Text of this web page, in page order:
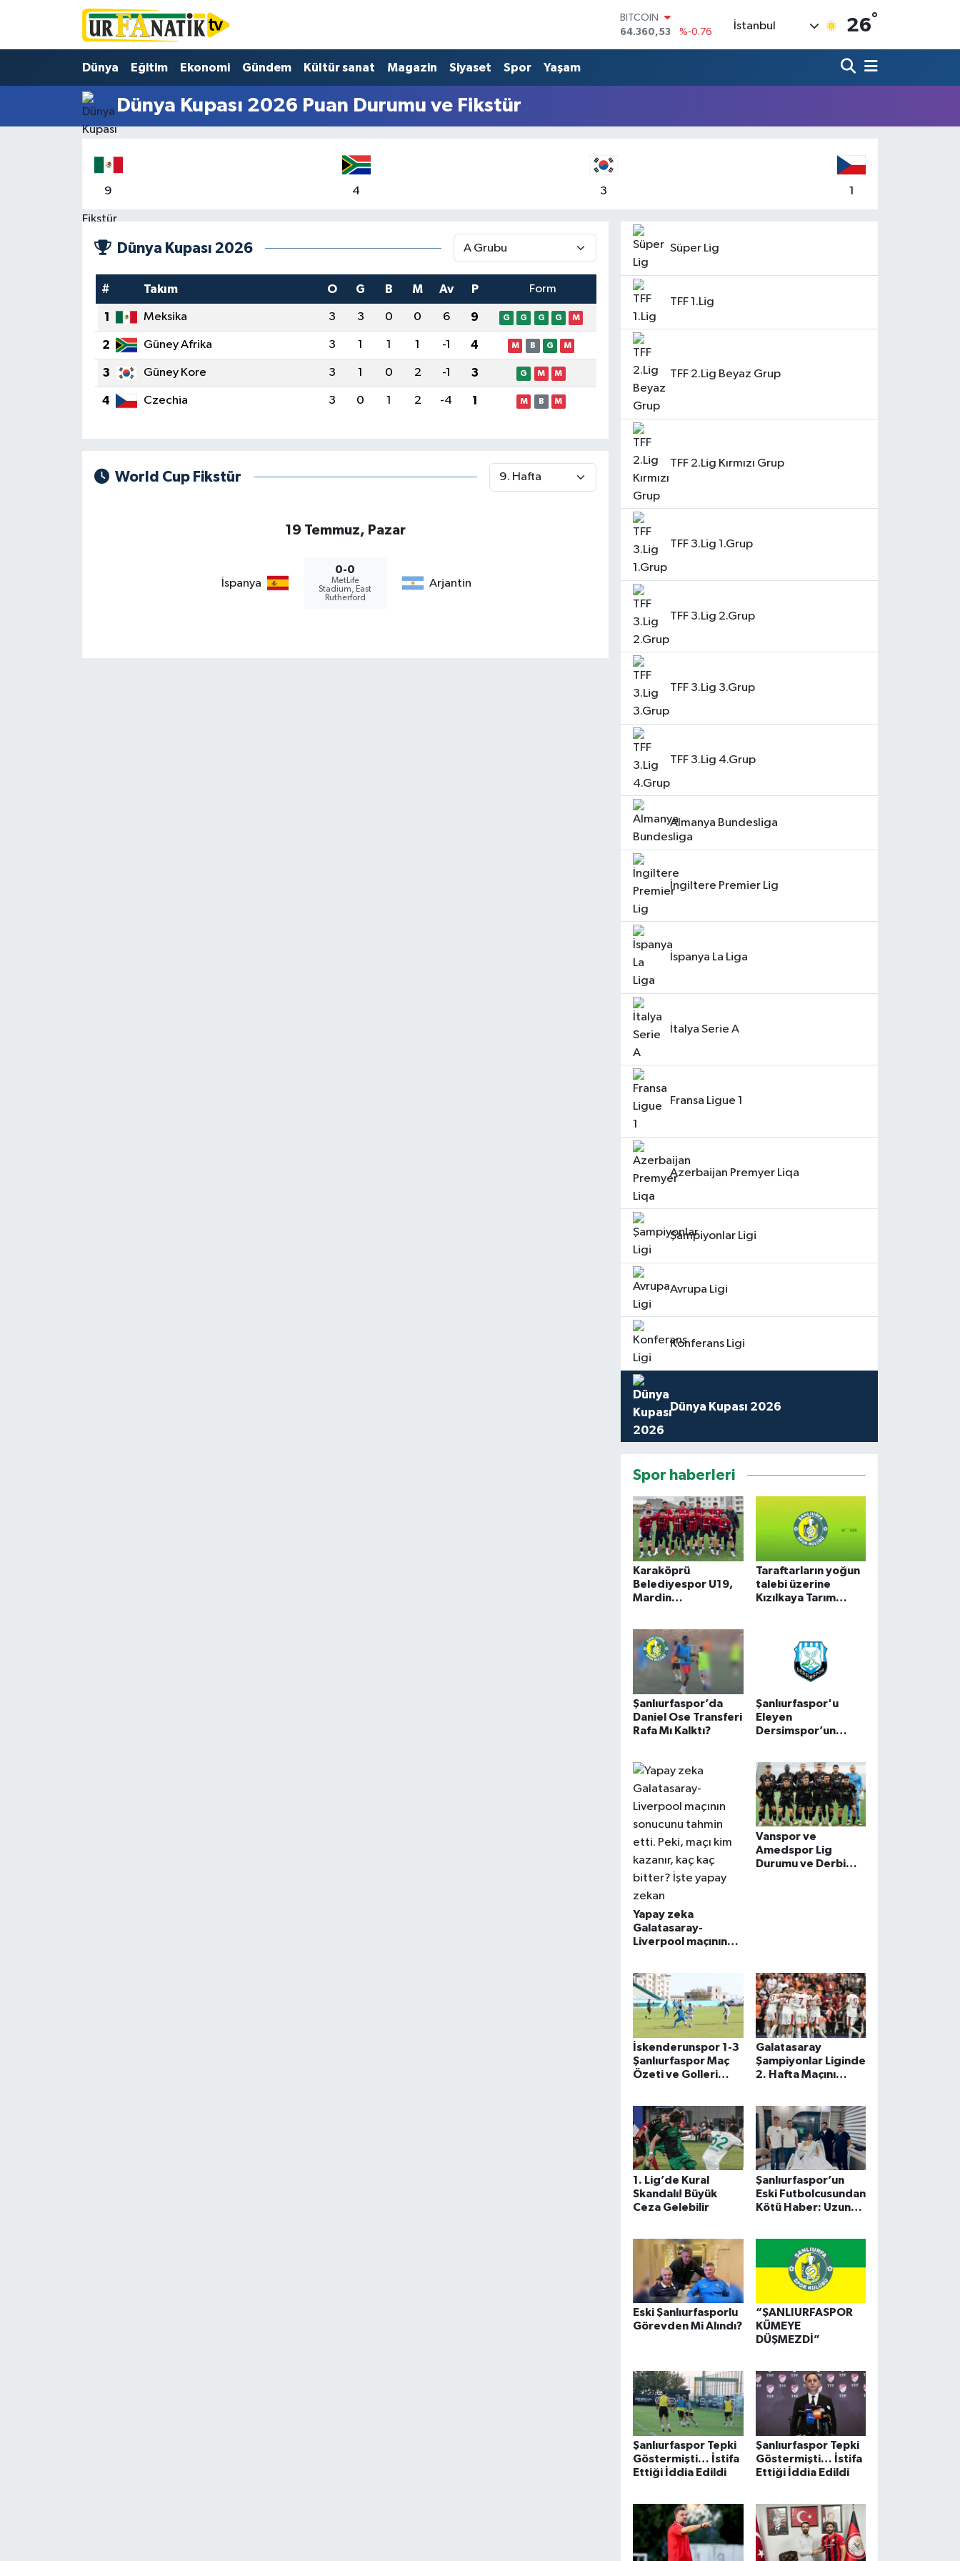
BITCOIN
64.360,53
%-0.76
55,0317
%-0.02
GRAM ALTIN
İstanbul 26°
Dünya Eğitim Ekonomi Gündem Kültür sanat Magazin Siyaset Spor Yaşam
Dünya Kupası 2026 Puan Durumu ve Fikstür
9 4 3 1
Dünya Kupası 2026
# Takım O G B M Av P Form
1 Meksika 3 3 0 0 6 9 G G G G M
2 Güney Afrika 3 1 1 1 -1 4 M B G M
3 Güney Kore 3 1 0 2 -1 3 G M M
4 Czechia 3 0 1 2 -4 1 M B M
World Cup Fikstür
19 Temmuz, Pazar
İspanya
0-0
MetLife
Stadium, East
Rutherford
Arjantin
Süper Lig
TFF 1.Lig
TFF 2.Lig Beyaz Grup
TFF 2.Lig Kırmızı Grup
TFF 3.Lig 1.Grup
TFF 3.Lig 2.Grup
TFF 3.Lig 3.Grup
TFF 3.Lig 4.Grup
Almanya Bundesliga
İngiltere Premier Lig
İspanya La Liga
İtalya Serie A
Fransa Ligue 1
Azerbaijan Premyer Liqa
Şampiyonlar Ligi
Avrupa Ligi
Konferans Ligi
Dünya Kupası 2026
Spor haberleri
Karaköprü
Belediyespor U19,
Mardin
Taraftarların yoğun
talebi üzerine
Kızılkaya Tarım
biletlerinde indirim
Şanlıurfaspor’da
Daniel Ose Transferi
Rafa Mı Kalktı?
Şanlıurfaspor'u
Eleyen
Dersimspor’un
Yapay zeka
Galatasaray-
Liverpool maçının
kazanır, kaç kaç
bitter? İşte yapay
zekan
Vanspor ve
Amedspor Lig
Durumu ve Derbi
İskenderunspor 1-3
Şanlıurfaspor Maç
Özeti ve Golleri
Galatasaray
Şampiyonlar Liginde
2. Hafta Maçını
1. Lig’de Kural
Skandalı! Büyük
Ceza Gelebilir
Şanlıurfaspor’un
Eski Futbolcusundan
Kötü Haber: Uzun
Eski Şanlıurfasporlu
Görevden Mi Alındı?
“ŞANLIURFASPOR
KÜMEYE
DÜŞMEZDİ”
Şanlıurfaspor Tepki
Göstermişti… İstifa
Ettiği İddia Edildi
Şanlıurfaspor Tepki
Göstermişti… İstifa
Ettiği İddia Edildi
Trafik Durumu
Süper Lig Puan Durumu ve Fikstür
Tüm Manşetler